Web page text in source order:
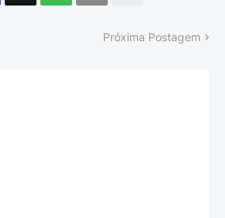
Próxima Postagem